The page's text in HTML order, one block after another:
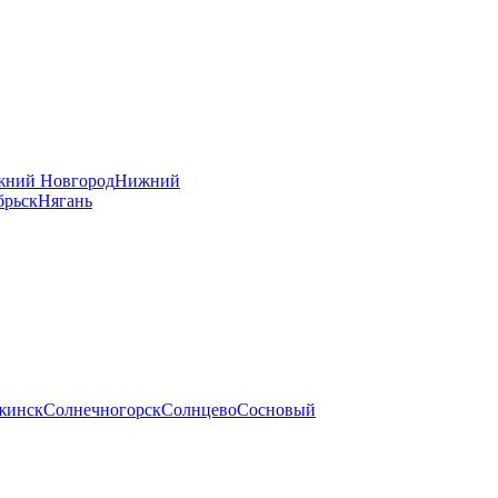
НовгородНижний
Нягань
СолнечногорскСолнцевоСосновый